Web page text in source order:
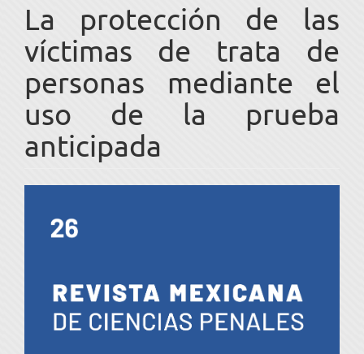
La protección de las
víctimas de trata de
personas mediante el
uso de la prueba
anticipada
lateral
artículo